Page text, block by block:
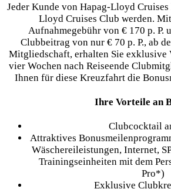
Jeder Kunde von Hapag-Lloyd
Lloyd Cruises Club werden.
Aufnahmegebühr von € 170 p. P.
Clubbeitrag von nur € 70 p. P., ab
Mitgliedschaft, erhalten Sie exklusive
vier Wochen nach Reiseende
Ihnen für diese Kreuzfahrt die
Ihre Vorteile an
Clubcocktail
Attraktives
Wäschereileistungen, Internet,
Trainingseinheiten mit dem
Pro*)
Exklusive